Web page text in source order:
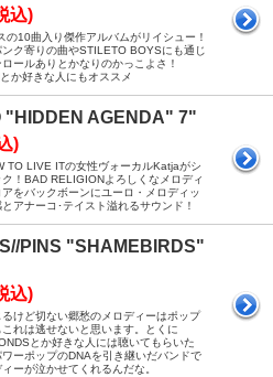
込)
の10曲入り傑作アルバムがリイシュー！
ク寄りの曲やSTILETO BOYSにも通じ
ールありとかなりのかっこよさ！
か好きな人にもオススメ
"HIDDEN AGENDA" 7"
)
TO LIVE ITの女性ヴォーカルKatjaがシ
！BAD RELIGIONよろしくなメロディ
をバックボーンにユーロ・メロディッ
アナーコ･テイスト溢れるサウンド！
PINS "SHAMEBIRDS"
込)
けど切ない郷愁のメロディーはポップ
れは逃せないと思います。とくに
とか好きな人には聴いてもらいた
ーポップのDNAを引き継いだバンドで
ーが泣かせてくれるんだな。